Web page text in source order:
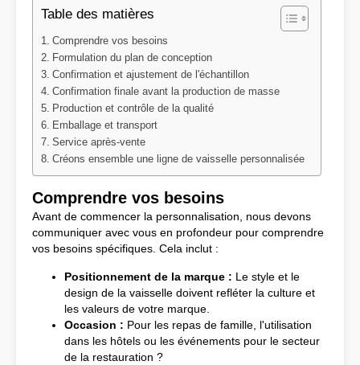
Table des matières
Comprendre vos besoins
Formulation du plan de conception
Confirmation et ajustement de l'échantillon
Confirmation finale avant la production de masse
Production et contrôle de la qualité
Emballage et transport
Service après-vente
Créons ensemble une ligne de vaisselle personnalisée
Comprendre vos besoins
Avant de commencer la personnalisation, nous devons
communiquer avec vous en profondeur pour comprendre
vos besoins spécifiques. Cela inclut :
Positionnement de la marque : Le style et le
design de la vaisselle doivent refléter la culture et
les valeurs de votre marque.
Occasion : Pour les repas de famille, l'utilisation
dans les hôtels ou les événements pour le secteur
de la restauration ?